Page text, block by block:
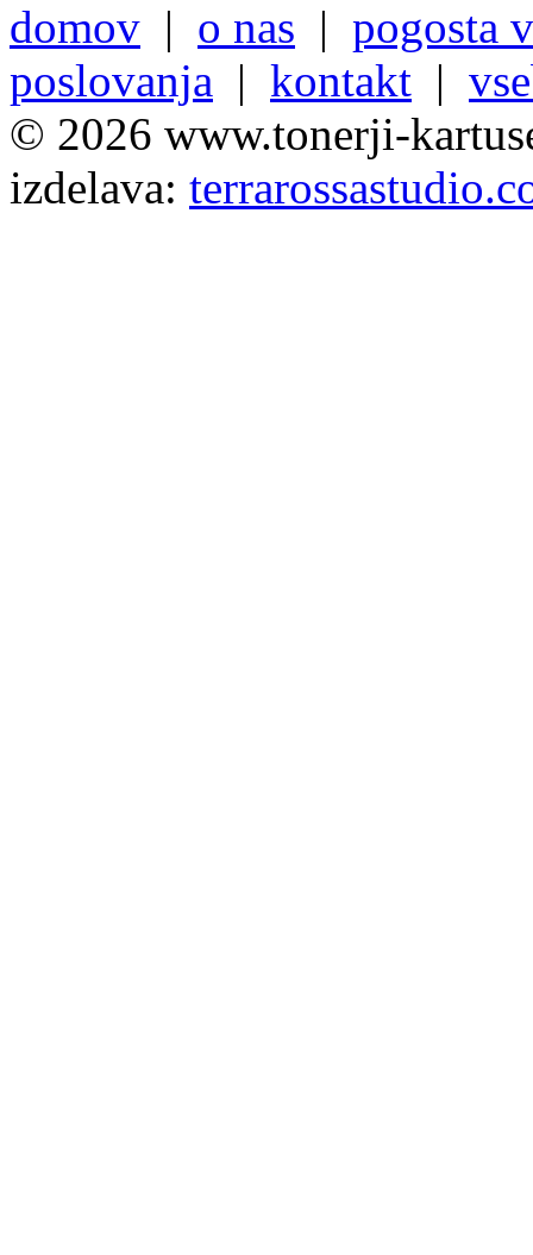
domov | o nas | pogosta
poslovanja | kontakt |
© 2026 www.tonerji-
izdelava: